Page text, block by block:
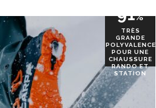
91%
TRÈS
GRANDE
POLYVALENCE
POUR UNE
CHAUSSURE
RANDO ET
STATION